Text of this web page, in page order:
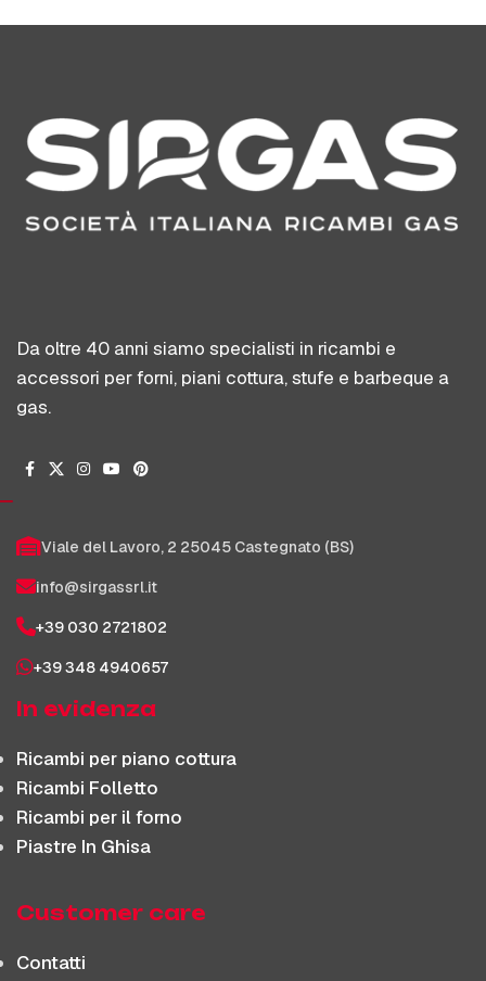
Da oltre 40 anni siamo specialisti in ricambi e
accessori per forni, piani cottura, stufe e barbeque a
gas.
Viale del Lavoro, 2 25045 Castegnato (BS)
info@sirgassrl.it
+39 030 2721802
+39 348 4940657
In evidenza
Ricambi per piano cottura
Ricambi Folletto
Ricambi per il forno
Piastre In Ghisa
Customer care
Contatti